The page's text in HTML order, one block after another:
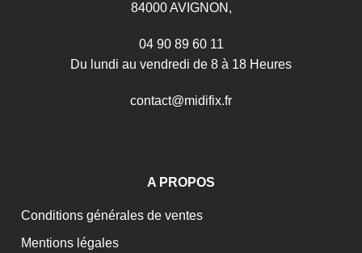
84000 AVIGNON,
04 90 89 60 11
Du lundi au vendredi de 8 à 18 Heures
contact@midifix.fr
A PROPOS
Conditions générales de ventes
Mentions légales